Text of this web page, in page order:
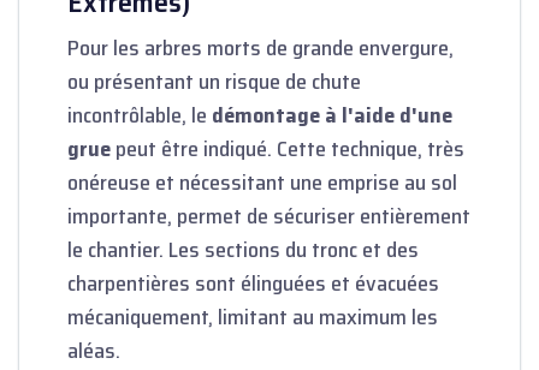
Pour les arbres morts de grande envergure,
ou présentant un risque de chute
incontrôlable, le démontage à l'aide d'une
gruepeut être indiqué. Cette technique, très
onéreuse et nécessitant une emprise au sol
importante, permet de sécuriser entièrement
le chantier. Les sections du tronc et des
charpentières sont élinguées et évacuées
mécaniquement, limitant au maximum les
aléas.